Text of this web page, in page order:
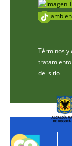
Términos y
del sitio